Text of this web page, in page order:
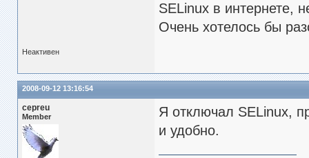
SELinux в интернете,
Очень хотелось бы
Неактивен
2008-09-12 13:16:54
cepreu
Member
Я отключал SELinux,
и удобно.